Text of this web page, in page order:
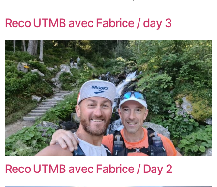
Reco UTMB avec Fabrice / day 3
Reco UTMB avec Fabrice / Day 2